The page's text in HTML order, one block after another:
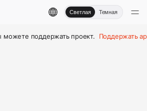
Светлая Темная
можете поддержать проект. Поддержать